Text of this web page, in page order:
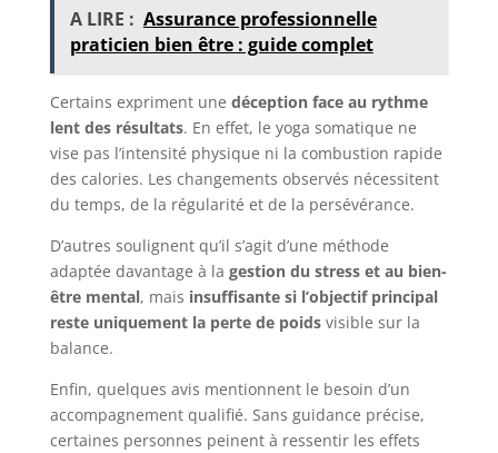
A LIRE : Assurance professionnelle
praticien bien être : guide complet
Certains expriment une déception face au rythme
lent des résultats. En effet, le yoga somatique ne
vise pas l’intensité physique ni la combustion rapide
des calories. Les changements observés nécessitent
du temps, de la régularité et de la persévérance.
D’autres soulignent qu’il s’agit d’une méthode
adaptée davantage à la gestion du stress et au bien-
être mental, mais insuffisante si l’objectif principal
reste uniquement la perte de poidsvisible sur la
balance.
Enfin, quelques avis mentionnent le besoin d’un
accompagnement qualifié. Sans guidance précise,
certaines personnes peinent à ressentir les effets